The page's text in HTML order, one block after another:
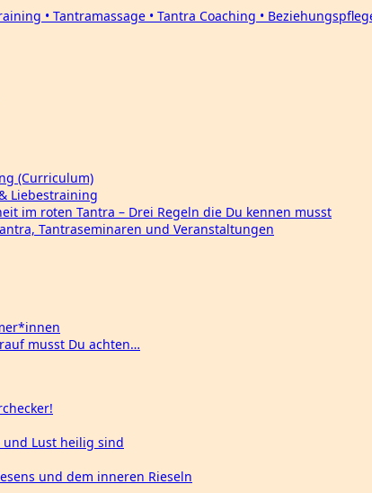
(Curriculum)
Liebestraining
im roten Tantra – Drei Regeln die Du kennen musst
Tantraseminaren und Veranstaltungen
musst Du achten…
und Lust heilig sind
und dem inneren Rieseln